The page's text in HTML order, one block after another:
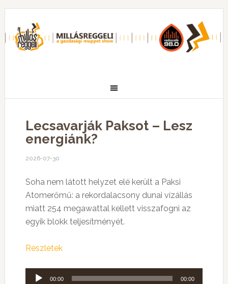
Lecsavarják Paksot – Lesz
energiánk?
2026-07-30
Soha nem látott helyzet elé került a Paksi
Atomerőmű: a rekordalacsony dunai vízállás
miatt 254 megawattal kellett visszafogni az
egyik blokk teljesítményét.
Részletek
Audió
00:00 00:00